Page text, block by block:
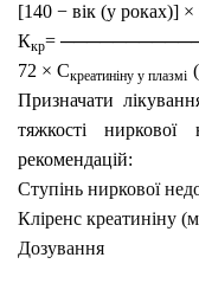
[140 − вік (у роках)] ×
Ккр= ─────
72 × Скреатиніну у плазмі
Призначати
тяжкості ниркової
рекомендацій:
Ступінь ниркової
Кліренс креатиніну
Дозування